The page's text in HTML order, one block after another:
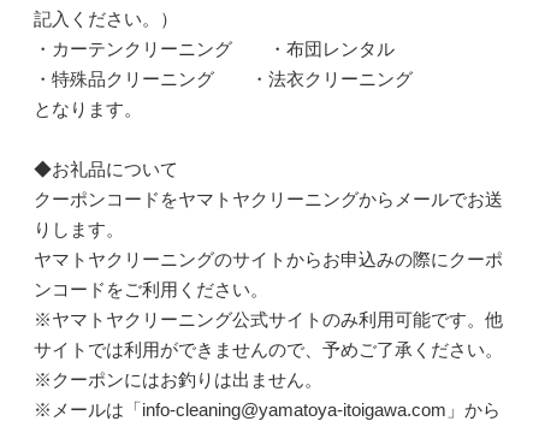
記入ください。）
・カーテンクリーニング ・布団レンタル
・特殊品クリーニング ・法衣クリーニング
となります。
◆お礼品について
クーポンコードをヤマトヤクリーニングからメールでお送
りします。
ヤマトヤクリーニングのサイトからお申込みの際にクーポ
ンコードをご利用ください。
※ヤマトヤクリーニング公式サイトのみ利用可能です。他
サイトでは利用ができませんので、予めご了承ください。
※クーポンにはお釣りは出ません。
※メールは「info-cleaning@yamatoya-itoigawa.com」から